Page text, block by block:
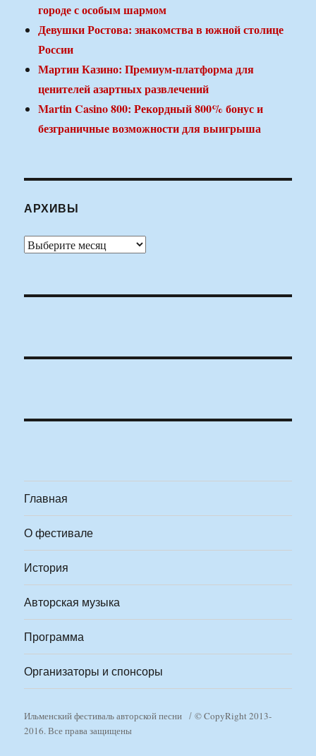
городе с особым шармом
Девушки Ростова: знакомства в южной столице
России
Мартин Казино: Премиум-платформа для
ценителей азартных развлечений
Martin Casino 800: Рекордный 800% бонус и
безграничные возможности для выигрыша
АРХИВЫ
Архивы
Главная
О фестивале
История
Авторская музыка
Программа
Организаторы и спонсоры
Ильменский фестиваль авторской песни
© CopyRight 2013-
2016. Все права защищены